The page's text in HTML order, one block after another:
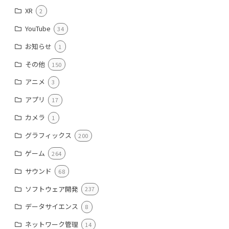
XR 2
YouTube 34
お知らせ 1
その他 150
アニメ 3
アプリ 17
カメラ 1
グラフィックス 200
ゲーム 264
サウンド 68
ソフトウェア開発 237
データサイエンス 8
ネットワーク管理 14